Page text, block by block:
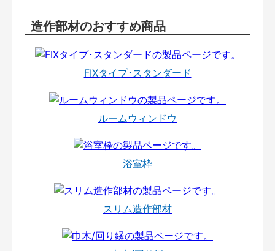
造作部材のおすすめ商品
FIXタイプ･スタンダード
ルームウィンドウ
浴室枠
スリム造作部材